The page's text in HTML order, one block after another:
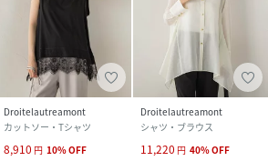
Droitelautreamont
カットソー・Tシャツ
8,910 円 10%OFF
Droitelautreamont
シャツ・ブラウス
11,220 円 40%OFF